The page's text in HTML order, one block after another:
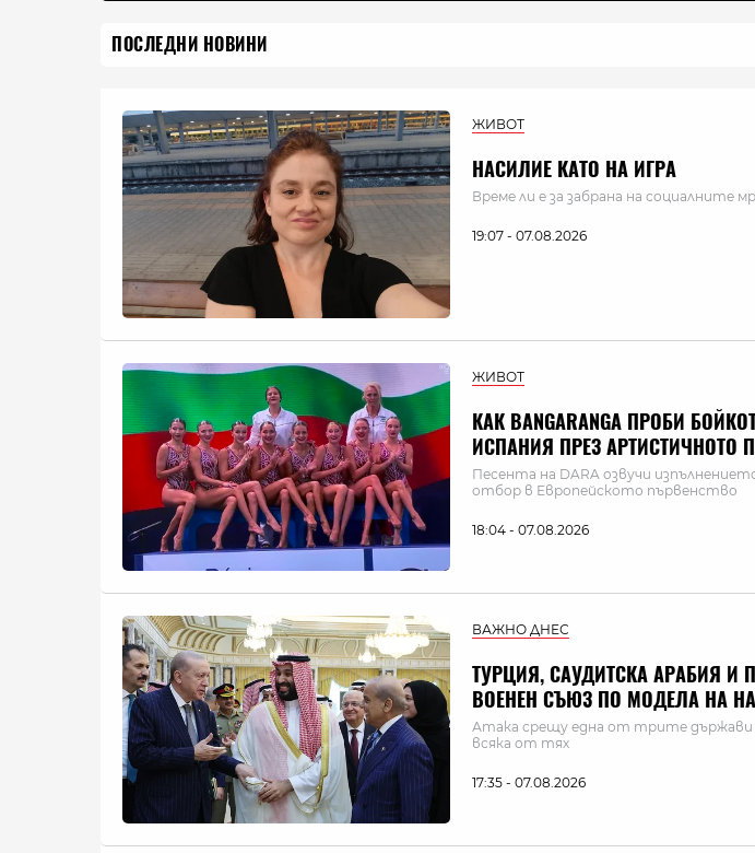
ПОСЛЕДНИ НОВИНИ
ЖИВОТ
НАСИЛИЕ КАТО НА ИГРА
Време ли е за забрана на социалните
19:07 - 07.08.2026
ЖИВОТ
КАК BANGARANGA ПРОБИ
ИСПАНИЯ ПРЕЗ АРТИСТИЧНОТО
Песента на DARA озвучи
отбор в Европейското първенство
18:04 - 07.08.2026
ВАЖНО ДНЕС
ТУРЦИЯ, САУДИТСКА АРАБИЯ И
ВОЕНЕН СЪЮЗ ПО МОДЕЛА НА
Атака срещу една от трите държави
всяка от тях
17:35 - 07.08.2026